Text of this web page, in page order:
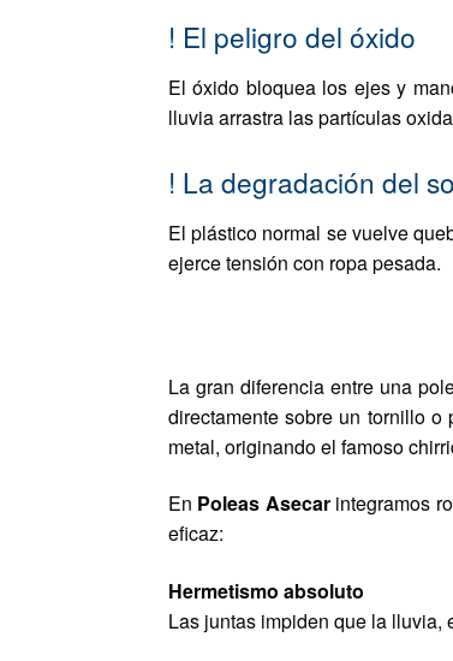
! El peligro del óxido
El óxido bloquea los ejes y
lluvia arrastra las partículas
! La degradación del
El plástico normal se vuelve
ejerce tensión con ropa pesada.
La gran diferencia entre una
directamente sobre un tornillo
metal, originando el famoso
En Poleas Asecarintegramos
eficaz:
Hermetismo absoluto
Las juntas impiden que la lluvia,